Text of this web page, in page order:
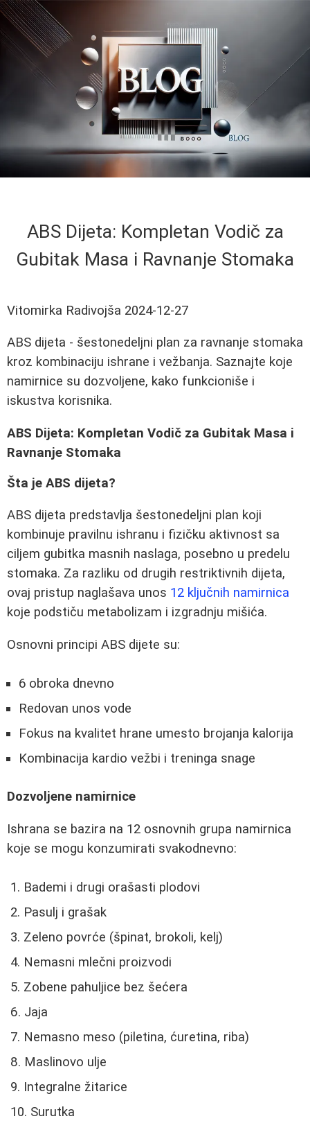
ABS Dijeta: Kompletan Vodič za
Gubitak Masa i Ravnanje Stomaka
Vitomirka Radivojša 2024-12-27
ABS dijeta - šestonedeljni plan za ravnanje stomaka
kroz kombinaciju ishrane i vežbanja. Saznajte koje
namirnice su dozvoljene, kako funkcioniše i
iskustva korisnika.
ABS Dijeta: Kompletan Vodič za Gubitak Masa i
Ravnanje Stomaka
Šta je ABS dijeta?
ABS dijeta predstavlja šestonedeljni plan koji
kombinuje pravilnu ishranu i fizičku aktivnost sa
ciljem gubitka masnih naslaga, posebno u predelu
stomaka. Za razliku od drugih restriktivnih dijeta,
ovaj pristup naglašava unos 12 ključnih namirnica
koje podstiču metabolizam i izgradnju mišića.
Osnovni principi ABS dijete su:
6 obroka dnevno
Redovan unos vode
Fokus na kvalitet hrane umesto brojanja kalorija
Kombinacija kardio vežbi i treninga snage
Dozvoljene namirnice
Ishrana se bazira na 12 osnovnih grupa namirnica
koje se mogu konzumirati svakodnevno:
Bademi i drugi orašasti plodovi
Pasulj i grašak
Zeleno povrće (špinat, brokoli, kelj)
Nemasni mlečni proizvodi
Zobene pahuljice bez šećera
Jaja
Nemasno meso (piletina, ćuretina, riba)
Maslinovo ulje
Integralne žitarice
Surutka